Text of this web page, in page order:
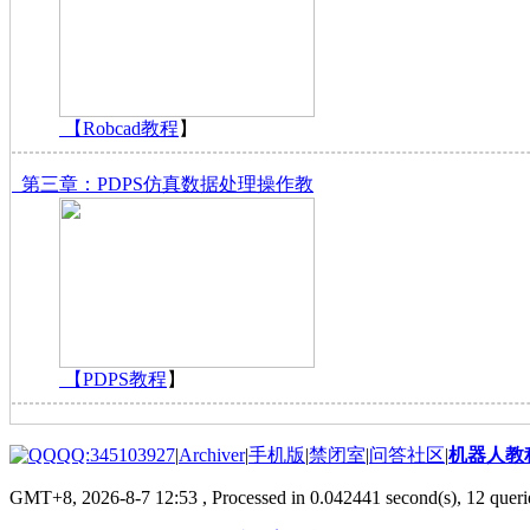
【Robcad教程 】
第三章：PDPS仿真数据处理操作教
【PDPS教程 】
QQ:345103927|Archiver|手机版|禁闭室|问答社区|机器人教
GMT+8, 2026-8-7 12:53 , Processed in 0.042441 second(s), 12